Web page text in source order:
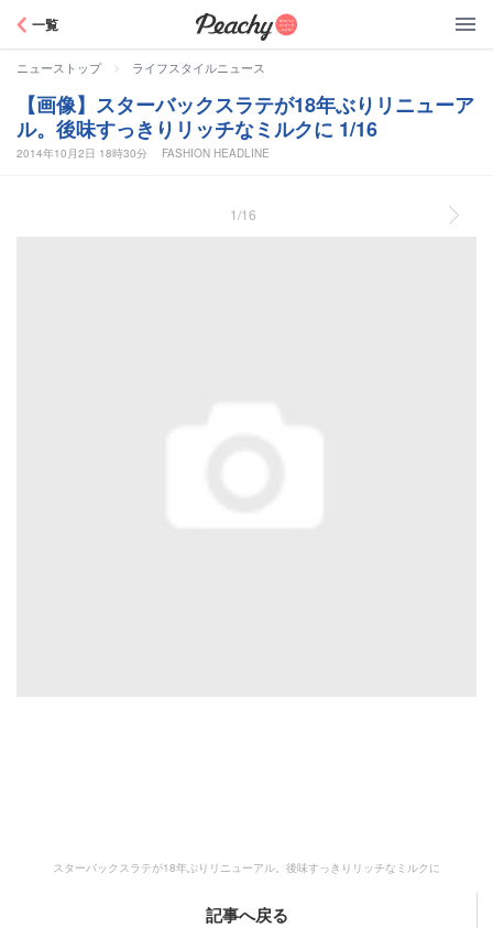
一覧
ニューストップ > ライフスタイルニュース
【画像】スターバックスラテが18年ぶりリニューア
ル。後味すっきりリッチなミルクに 1/16
2014年10月2日 18時30分 FASHION HEADLINE
1/16
スターバックスラテが18年ぶりリニューアル。後味すっきりリッチなミルクに
記事へ戻る